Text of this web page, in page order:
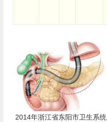
2014年浙江省东阳市卫生系统